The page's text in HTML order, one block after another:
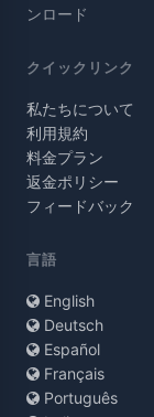
ンロード
クイックリンク
私たちについて
利用規約
料金プラン
返金ポリシー
フィードバック
言語
English
Deutsch
Español
Français
Português